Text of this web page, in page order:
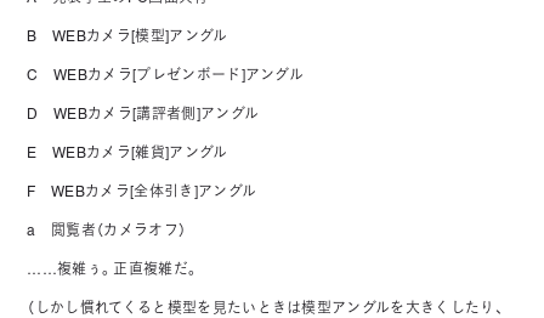
B WEBカメラ[模型]アングル
C WEBカメラ[プレゼンボード]アングル
D WEBカメラ[講評者側]アングル
E WEBカメラ[雑貨]アングル
F WEBカメラ[全体引き]アングル
a 閲覧者（カメラオフ）
……複雑ぅ。正直複雑だ。
（しかし慣れてくると模型を見たいときは模型アングルを大きくしたり、